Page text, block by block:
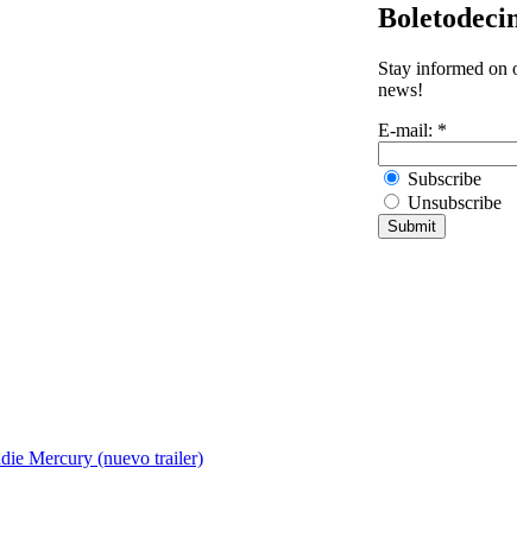
Mercury (nuevo trailer)
Stay informed on
news!
E-mail: *
Subscribe
Unsubscribe